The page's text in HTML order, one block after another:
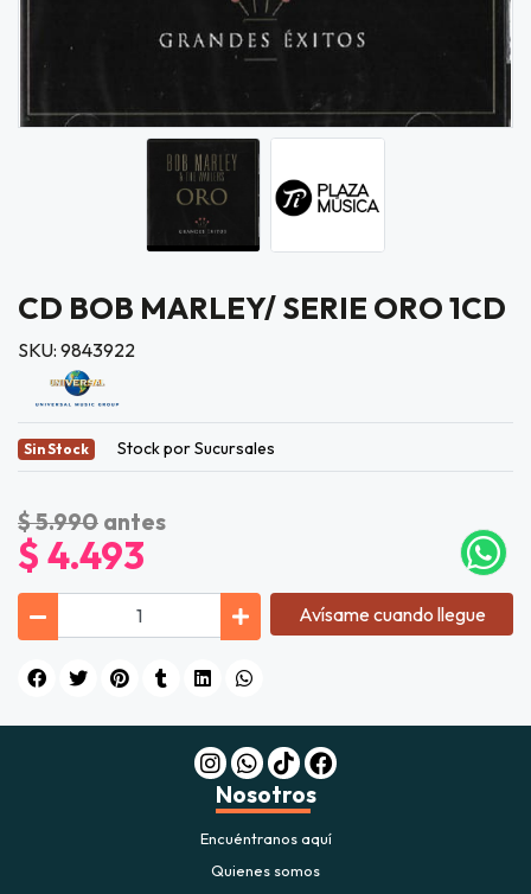
CD BOB MARLEY/ SERIE ORO 1CD
SKU: 9843922
Sin Stock Stock por Sucursales
$ 5.990 antes
$ 4.493
Avísame cuando llegue
Nosotros
Encuéntranos aquí
Quienes somos